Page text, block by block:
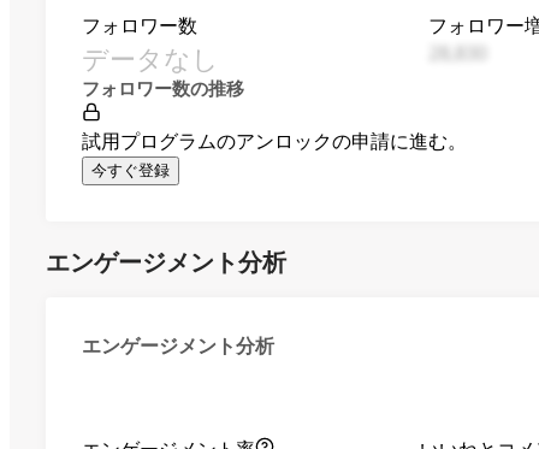
フォロワー数
データなし
フォロワー
フォロワー数の推移
試用プログラムのアンロックの申請に進む。
今すぐ登録
エンゲージメント分析
エンゲージメント分析